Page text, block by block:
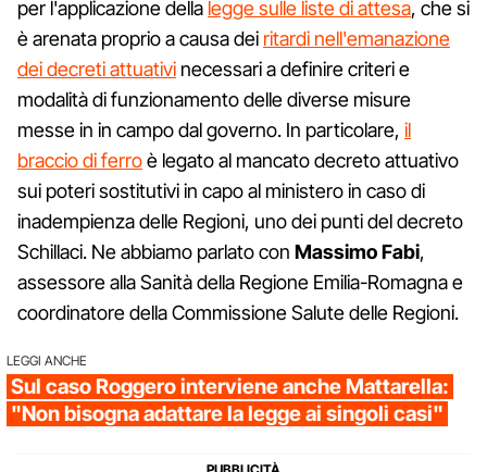
per l'applicazione della legge sulle liste di attesa, che si
è arenata proprio a causa dei ritardi nell'emanazione
dei decreti attuativi necessari a definire criteri e
modalità di funzionamento delle diverse misure
messe in in campo dal governo. In particolare, il
braccio di ferroè legato al mancato decreto attuativo
sui poteri sostitutivi in capo al ministero in caso di
inadempienza delle Regioni, uno dei punti del decreto
Schillaci. Ne abbiamo parlato con Massimo Fabi,
assessore alla Sanità della Regione Emilia-Romagna e
coordinatore della Commissione Salute delle Regioni.
LEGGI ANCHE
Sul caso Roggero interviene anche Mattarella:
"Non bisogna adattare la legge ai singoli casi"